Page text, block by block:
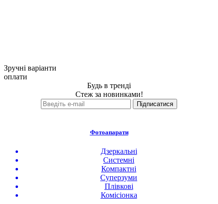
Зручні варіанти
оплати
Будь в тренді
Стеж за новинками!
Фотоапарати
Дзеркальні
Системні
Компактні
Суперзуми
Плівкові
Комісіонка